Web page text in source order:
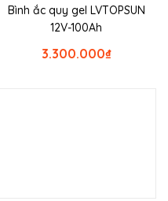
Bình ắc quy gel LVTOPSUN
12V-100Ah
₫
3.300.000